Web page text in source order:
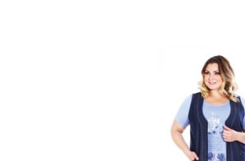
MAJKA TEXTILNÍ KŮŽE - JEDNODUCHÝ